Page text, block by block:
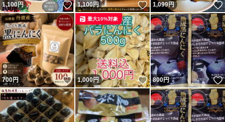
1,100円 いいね！
1,100 円 いいね！
1,099円
700円 いいね！
1,000円 いいね！
最大10%対象
800円